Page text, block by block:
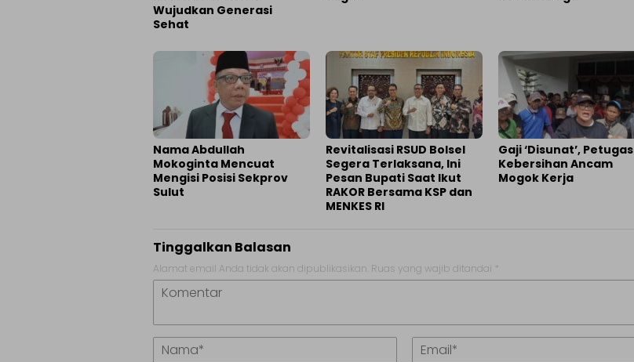
Wujudkan Generasi
Sehat
Nama Abdullah
Mokoginta Mencuat
Mengisi Posisi Sekprov
Sulut
Revitalisasi RSUD Bolsel
Segera Terlaksana, Ini
Pesan Bupati Saat Ikut
RAKOR Bersama KSP dan
MENKES RI
Gaji ‘Disunat’, Petugas
Kebersihan Ancam
Mogok Kerja
Tinggalkan Balasan
Alamat email Anda tidak akan dipublikasikan. Ruas yang wajib ditandai *